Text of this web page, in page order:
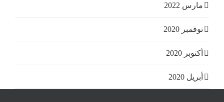
مارس 2022
نوفمبر 2020
أكتوبر 2020
أبريل 2020